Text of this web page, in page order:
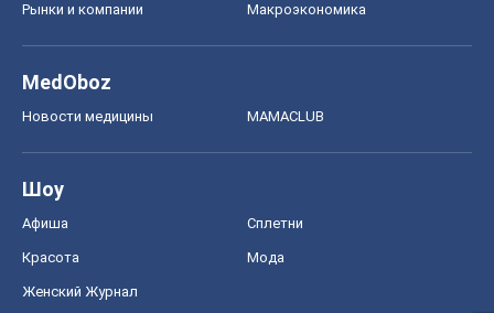
Рынки и компании Mакроэкономика
MedOboz
Новости медицины MAMACLUB
Шоу
Афиша Сплетни
Красота Мода
Женский Журнал